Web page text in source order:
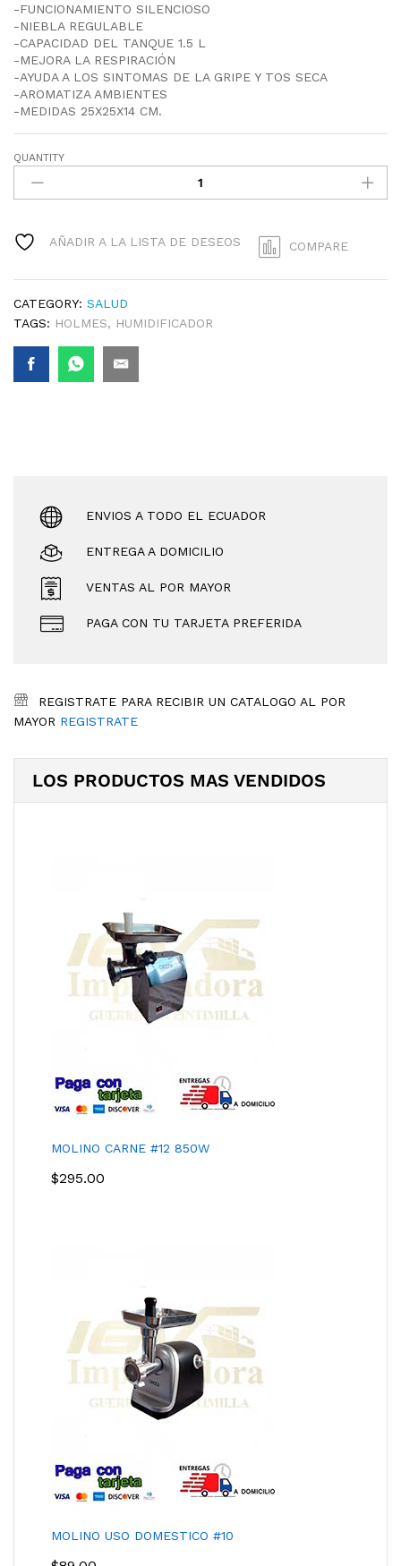
-FUNCIONAMIENTO SILENCIOSO
-NIEBLA REGULABLE
-CAPACIDAD DEL TANQUE 1.5 L
-MEJORA LA RESPIRACIÓN
-AYUDA A LOS SINTOMAS DE LA GRIPE Y TOS SECA
-AROMATIZA AMBIENTES
-MEDIDAS 25X25X14 CM.
HUMIDIFICADOR
HOLMES
AMERICANO
QUANTITY
AÑADIR A LA LISTA DE DESEOS COMPARE
CATEGORY: SALUD
TAGS: HOLMES, HUMIDIFICADOR
ENVIOS A TODO EL ECUADOR
ENTREGA A DOMICILIO
VENTAS AL POR MAYOR
PAGA CON TU TARJETA PREFERIDA
REGISTRATE PARA RECIBIR UN CATALOGO AL POR
MAYOR REGISTRATE
LOS PRODUCTOS MAS VENDIDOS
MOLINO CARNE #12 850W
$295.00
MOLINO USO DOMESTICO #10